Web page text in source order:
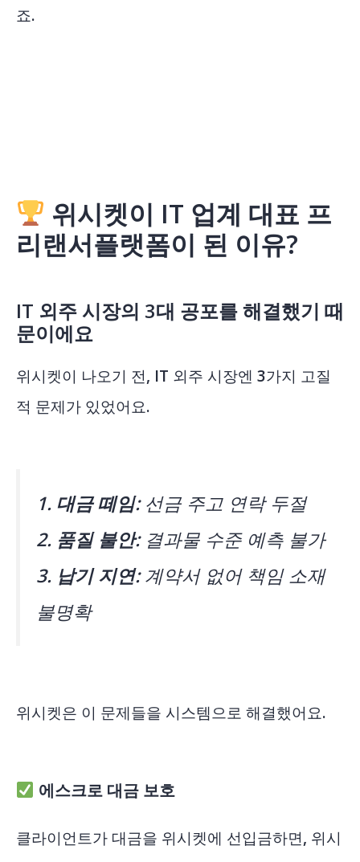
죠.
위시켓이 IT 업계 대표 프
리랜서플랫폼이 된 이유?
IT 외주 시장의 3대 공포를 해결했기 때
문이에요
위시켓이 나오기 전, IT 외주 시장엔 3가지 고질
적 문제가 있었어요.
1. 대금 떼임: 선금 주고 연락 두절
2. 품질 불안: 결과물 수준 예측 불가
3. 납기 지연: 계약서 없어 책임 소재
불명확
위시켓은 이 문제들을 시스템으로 해결했어요.
에스크로 대금 보호
클라이언트가 대금을 위시켓에 선입금하면, 위시